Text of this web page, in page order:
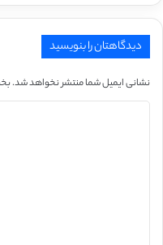
دیدگاهتان را بنویسید
نشانی ایمیل شما منتشر نخواهد شد.